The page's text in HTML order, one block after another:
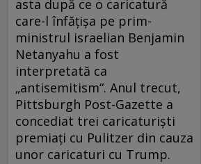
asta după ce o caricatură
care-l înfățișa pe prim-
ministrul israelian Benjamin
Netanyahu a fost
interpretată ca
„antisemitism“. Anul trecut,
Pittsburgh Post-Gazette a
concediat trei caricaturiști
premiați cu Pulitzer din cauza
unor caricaturi cu Trump.